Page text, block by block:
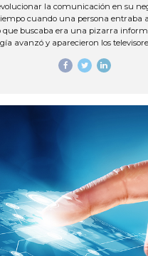
la comunicación en su
cuando una persona entraba
que buscaba era una pizarra
avanzó y aparecieron los
esperar a que la información que